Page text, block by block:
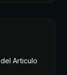
Articulo